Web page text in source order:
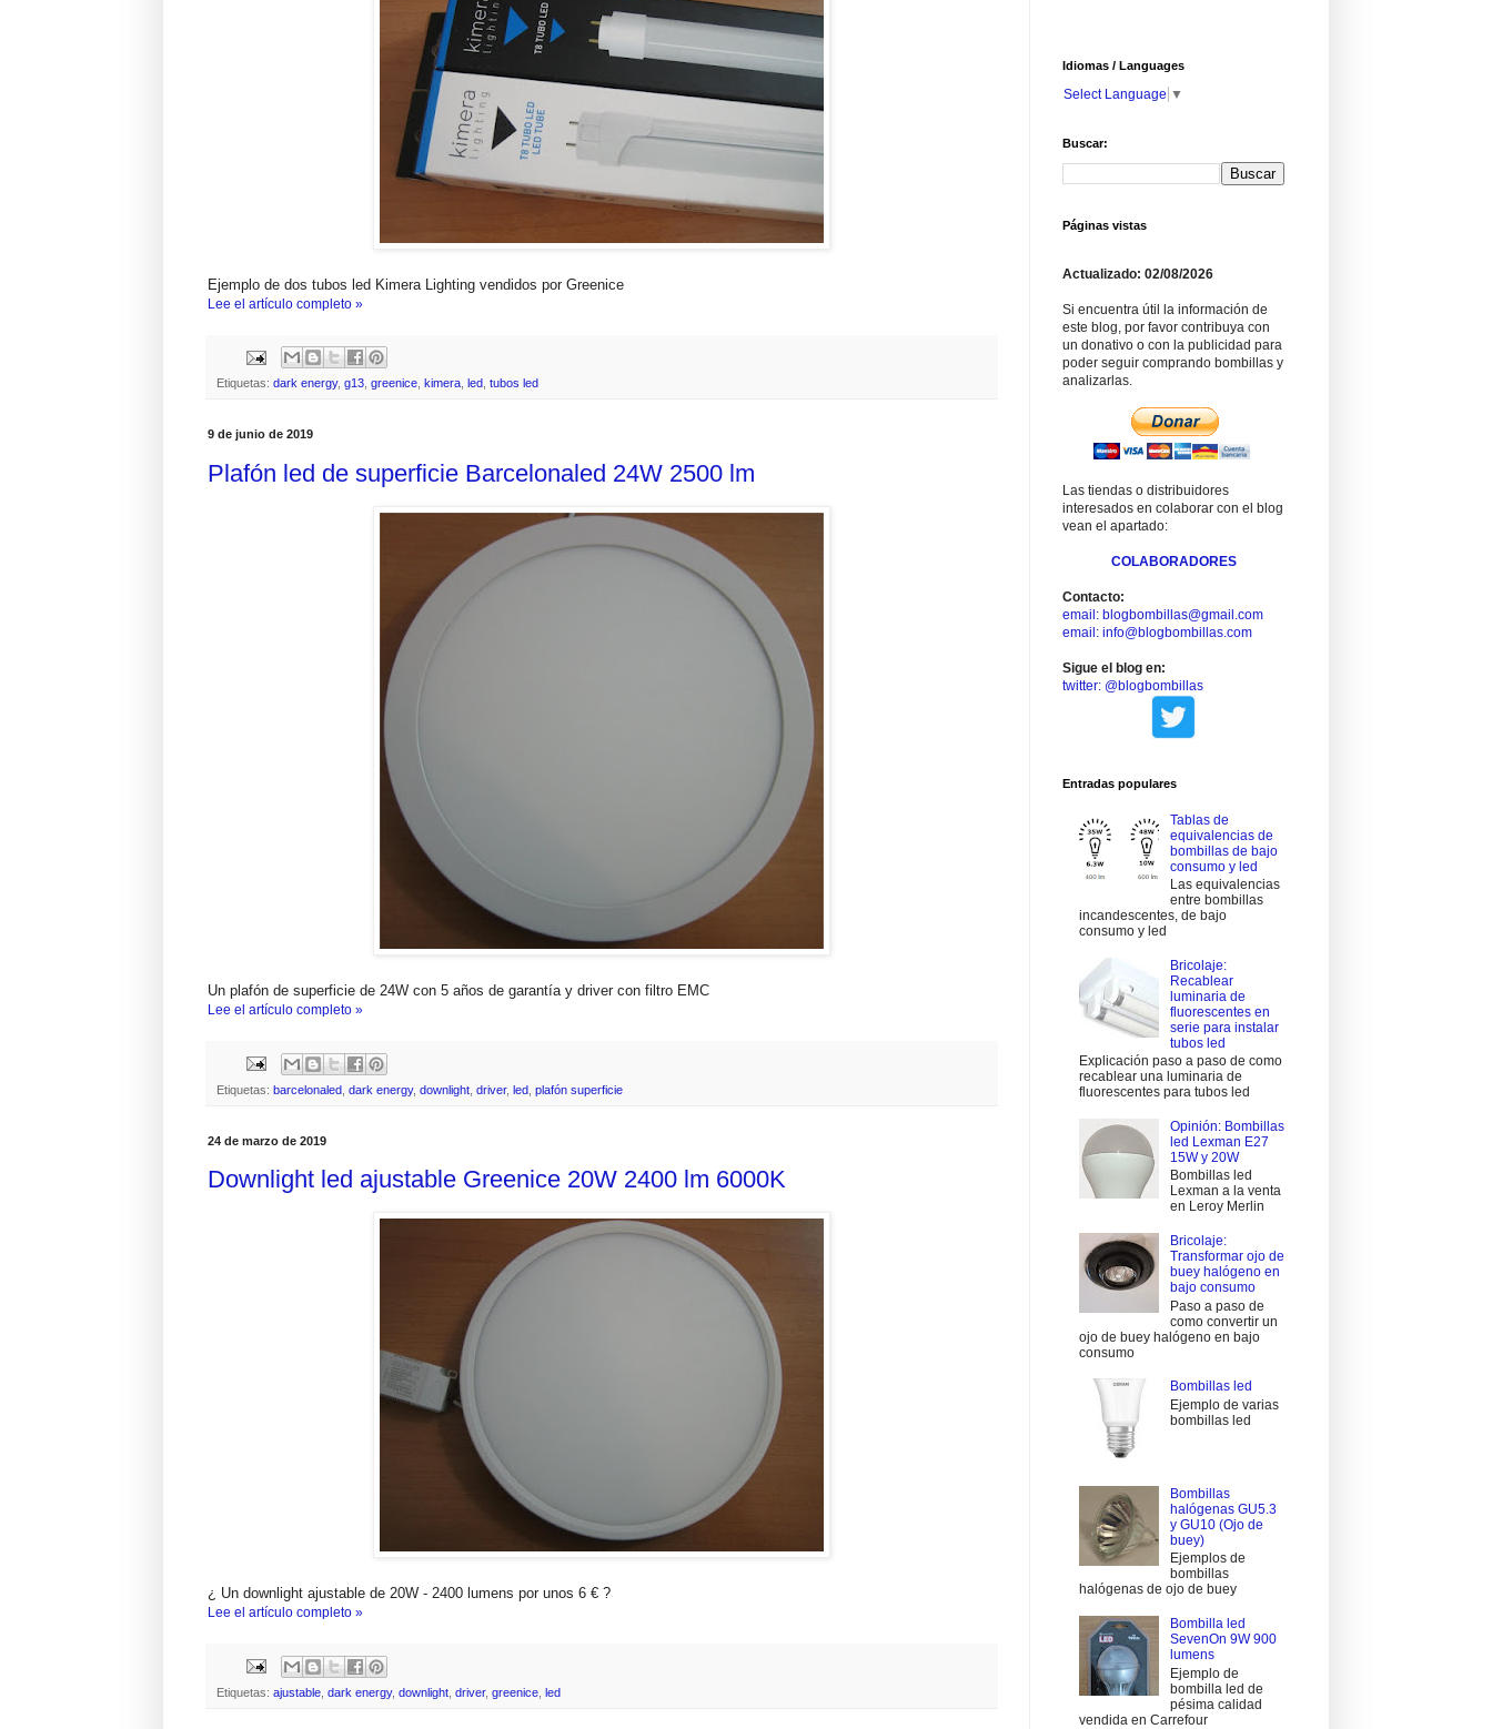
Ejemplo de dos tubos led Kimera Lighting vendidos por Greenice
Lee el artículo completo »
Etiquetas: dark energy, g13, greenice, kimera, led, tubos led
9 de junio de 2019
Plafón led de superficie Barcelonaled 24W 2500 lm
Un plafón de superficie de 24W con 5 años de garantía y driver con filtro EMC
Lee el artículo completo »
Etiquetas: barcelonaled dark energy, downlight driver, led plafón superficie
24 de marzo de 2019
Downlight led ajustable Greenice 20W 2400 lm 6000K
¿ Un downlight ajustable de 20W - 2400 lumens por unos 6 € ?
Lee el artículo completo »
Etiquetas: ajustable dark energy, downlight driver, greenice led
Idiomas / Languages
Select Language ▼
Buscar:
Páginas vistas
Actualizado: 02/08/2026
Si encuentra útil la información de
este blog, por favor contribuya con
un donativo o con la publicidad para
poder seguir comprando bombillas y
analizarlas.
Las tiendas o distribuidores
interesados en colaborar con el blog
vean el apartado:
COLABORADORES
Contacto:
email: blogbombillas@gmail.com
email: info@blogbombillas.com
Sigue el blog en:
twitter: @blogbombillas
Entradas populares
Tablas de
equivalencias de
bombillas de bajo
consumo y led
Las equivalencias
entre bombillas
incandescentes, de bajo
consumo y led
Bricolaje:
Recablear
luminaria de
fluorescentes en
serie para instalar
tubos led
Explicación paso a paso de como
recablear una luminaria de
fluorescentes para tubos led
Opinión: Bombillas
led Lexman E27
15W y 20W
Bombillas led
Lexman a la venta
en Leroy Merlin
Bricolaje:
Transformar ojo de
buey halógeno en
bajo consumo
Paso a paso de
como convertir un
ojo de buey halógeno en bajo
consumo
Bombillas led
Ejemplo de varias
bombillas led
Bombillas
halógenas GU5.3
y GU10 (Ojo de
buey)
Ejemplos de
bombillas
halógenas de ojo de buey
Bombilla led
SevenOn 9W 900
lumens
Ejemplo de
bombilla led de
pésima calidad
vendida en Carrefour